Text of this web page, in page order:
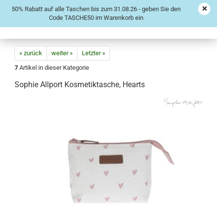
50% Rabatt auf alle Taschen bis zum 31.08.26 - geben Sie den
Code TASCHE50 im Warenkorb ein
« zurück weiter »
Letzter »
7 Artikel in dieser Kategorie
Sophie Allport Kosmetiktasche, Hearts